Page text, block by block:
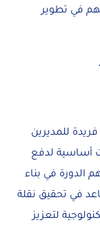
في تطوير
للمديرين
أساسية لدفع
في بناء
في تحقيق نقلة
لتعزيز